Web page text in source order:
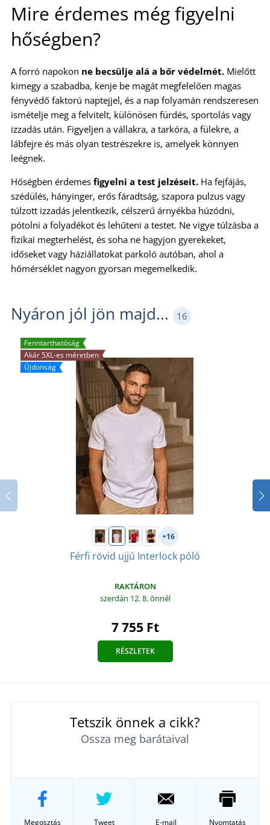
Mire érdemes még figyelni
hőségben?
A forró napokon ne becsülje alá a bőr védelmét. Mielőtt
kimegy a szabadba, kenje be magát megfelelően magas
fényvédő faktorú naptejjel, és a nap folyamán rendszeresen
ismételje meg a felvitelt, különösen fürdés, sportolás vagy
izzadás után. Figyeljen a vállakra, a tarkóra, a fülekre, a
lábfejre és más olyan testrészekre is, amelyek könnyen
leégnek.
Hőségben érdemes figyelni a test jelzéseit. Ha fejfájás,
szédülés, hányinger, erős fáradtság, szapora pulzus vagy
túlzott izzadás jelentkezik, célszerű árnyékba húzódni,
pótolni a folyadékot és lehűteni a testet. Ne vigye túlzásba a
fizikai megterhelést, és soha ne hagyjon gyerekeket,
időseket vagy háziállatokat parkoló autóban, ahol a
hőmérséklet nagyon gyorsan megemelkedik.
Nyáron jól jön majd... 16
Fenntarthatóság
Akár 5XL-es méretben
Újdonság
+16
Férfi rövid ujjú Interlock póló
RAKTÁRON
szerdán 12. 8.önnél
7 755 Ft
RÉSZLETEK
Tetszik önnek a cikk?
Ossza meg barátaival
Megosztás Tweet E-mail Nyomtatás